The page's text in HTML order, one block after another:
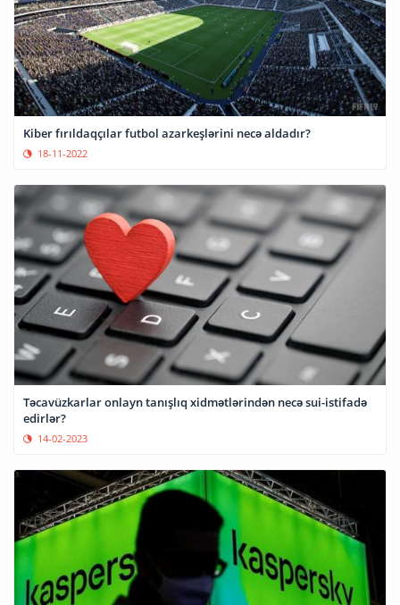
Kiber fırıldaqçılar futbol azarkeşlərini necə aldadır?
18-11-2022
Təcavüzkarlar onlayn tanışlıq xidmətlərindən necə sui-istifadə
edirlər?
14-02-2023